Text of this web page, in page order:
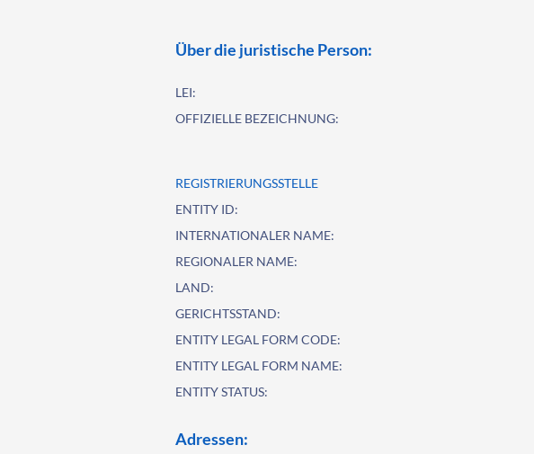
Über die juristische Person:
LEI:
OFFIZIELLE BEZEICHNUNG:
REGISTRIERUNGSSTELLE
ENTITY ID:
INTERNATIONALER NAME:
REGIONALER NAME:
LAND:
GERICHTSSTAND:
ENTITY LEGAL FORM CODE:
ENTITY LEGAL FORM NAME:
ENTITY STATUS:
Adressen: